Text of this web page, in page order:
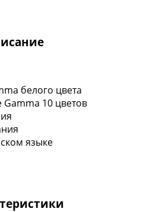
белого цвета
10 цветов
языке